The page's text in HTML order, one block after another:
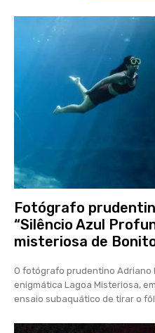
Fotógrafo
“Silêncio Azul
misteriosa de
O fotógrafo prudentino Adriano
enigmática Lagoa Misteriosa,
ensaio subaquático de tirar o